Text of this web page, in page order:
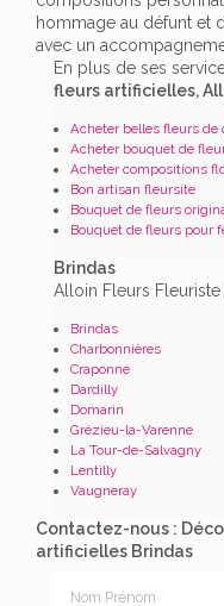
hommage au défunt et
avec un
En plus de ses
fleurs artificielles,
Acheter belles fleurs de
Acheter bouquet de
Acheter compositions
Bon artisan fleursite
Bouquet de fleurs
Bouquet de fleurs pour
Brindas
Alloin Fleurs
Brindas
Charbonnières
Craponne
Dardilly
Domarin
Grézieu-la-Varenne
La Tour-de-Salvagny
Lentilly
Vaugneray
Contactez-nous :
artificielles Brindas